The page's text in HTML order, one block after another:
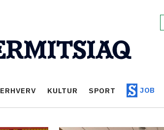
ERHVERV KULTUR SPORT JOB